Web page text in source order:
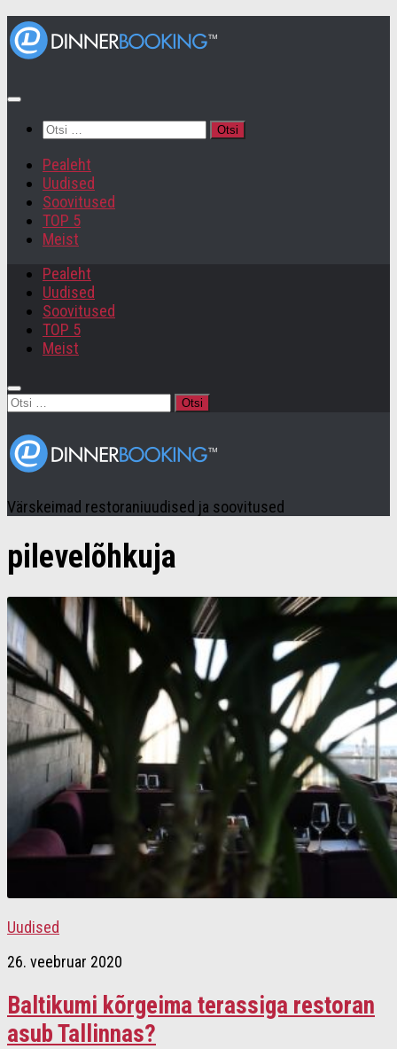
Otsi:
Pealeht
Uudised
Soovitused
TOP 5
Meist
Pealeht
Uudised
Soovitused
TOP 5
Meist
Otsi:
Värskeimad restoraniuudised ja soovitused
pilevelõhkuja
Uudised
26. veebruar 2020
Baltikumi kõrgeima terassiga restoran
asub Tallinnas?